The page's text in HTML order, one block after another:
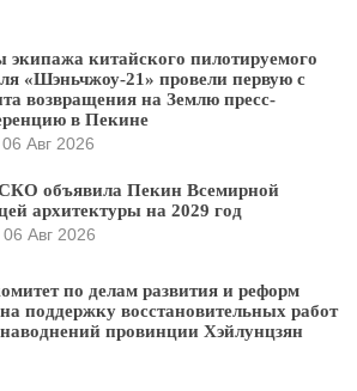
экипажа китайского пилотируемого
«Шэньчжоу-21» провели первую с
возвращения на Землю пресс-
в Пекине
06 Авг 2026
объявила Пекин Всемирной
архитектуры на 2029 год
06 Авг 2026
по делам развития и реформ
поддержку восстановительных работ
провинции Хэйлунцзян